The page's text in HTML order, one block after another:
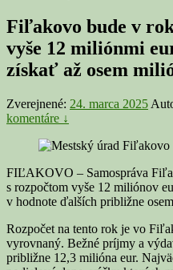
Fiľakovo bude v
vyše 12 miliónmi
získať až osem
Zverejnené: 24. marca 2025
komentáre ↓
FIĽAKOVO – Samospráva
s rozpočtom vyše 12 miliónov
v hodnote ďalších približne
Rozpočet na tento rok je vo
vyrovnaný. Bežné príjmy a
približne 12,3 milióna eur.